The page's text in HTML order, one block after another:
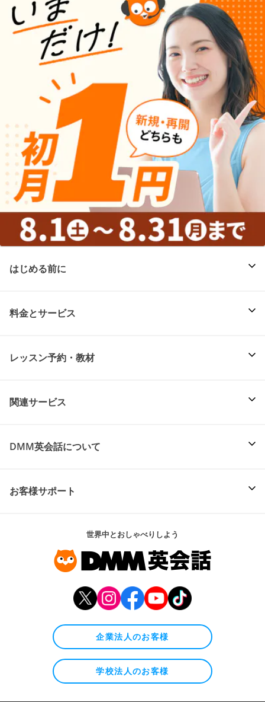
はじめる前に
料金とサービス
レッスン予約・教材
関連サービス
DMM英会話について
お客様サポート
世界中とおしゃべりしよう
企業法人のお客様
学校法人のお客様